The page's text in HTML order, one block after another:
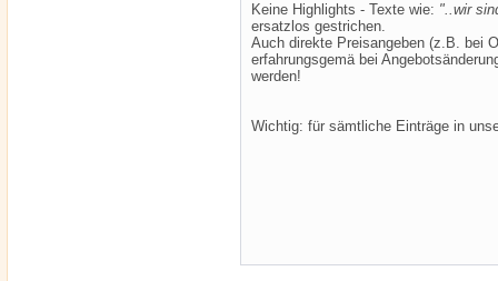
Keine Highlights - Texte wie: "..wir
ersatzlos gestrichen.
Auch direkte Preisangeben (z.B. bei
erfahrungsgemä bei
werden!
Wichtig: für sämtliche Einträge in